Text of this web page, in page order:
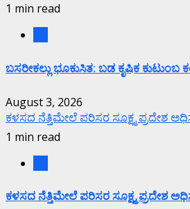
1 min read
ಬಸರೀಕಲ್ಲು ಭೂಕುಸಿತ: ಬಡ ಕೃಷಿಕ ಕುಟುಂಬ
August 3, 2026
ಕಳಸದ ನೆತ್ತಿಮೇಲೆ ಪರಿಸರ ಸೂಕ್ಷ್ಮ ಪ್ರದೇಶ
1 min read
ಕಳಸದ ನೆತ್ತಿಮೇಲೆ ಪರಿಸರ ಸೂಕ್ಷ್ಮ ಪ್ರದೇಶ